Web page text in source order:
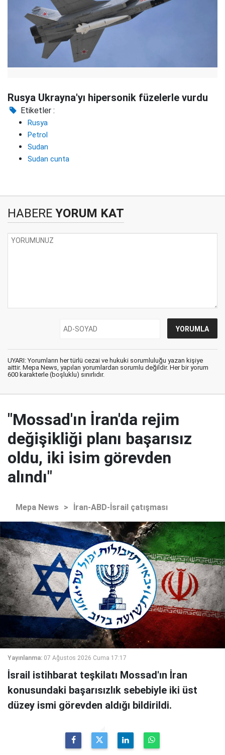
Rusya Ukrayna'yı hipersonik füzelerle vurdu
Etiketler :
Rusya
Petrol
Sudan
Sudan cunta
HABERE YORUM KAT
UYARI: Yorumların her türlü cezai ve hukuki sorumluluğu yazan kişiye
aittir. Mepa News, yapılan yorumlardan sorumlu değildir. Her bir yorum
600 karakterle (boşluklu) sınırlıdır.
"Mossad'ın İran'da rejim
değişikliği planı başarısız
oldu, iki isim görevden
alındı"
Mepa News > İran-ABD-İsrail çatışması
Yayınlanma: 07 Ağustos 2026 Cuma 17:17
İsrail istihbarat teşkilatı Mossad'ın İran
konusundaki başarısızlık sebebiyle iki üst
düzey ismi görevden aldığı bildirildi.